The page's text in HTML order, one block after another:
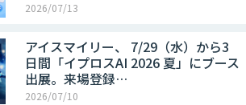
2026/07/13
アイスマイリー、 7/29（水）から3
日間「イプロスAI 2026 夏」にブース
出展。来場登録…
2026/07/10